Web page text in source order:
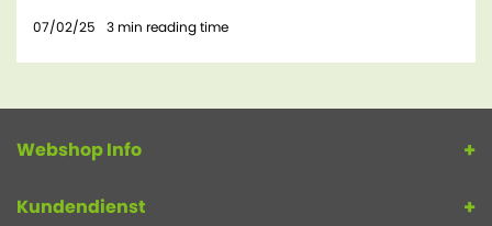
07/02/25 3 min reading time
Webshop Info
Kundendienst